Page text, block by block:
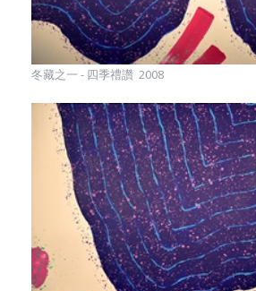
冬藏之一 - 四季禮讚 2008